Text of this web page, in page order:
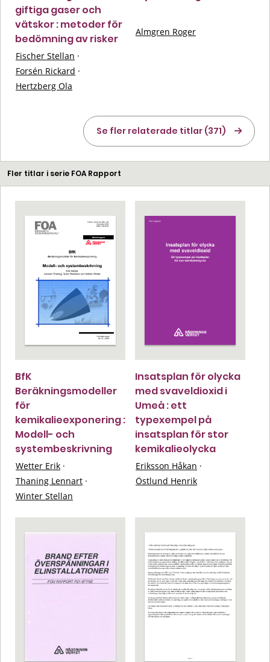
giftiga gaser och
vätskor : metoder för
bedömning av risker
Fischer Stellan ·
Forsén Rickard ·
Hertzberg Ola
Almgren Roger
Se fler relaterade titlar (371)
Fler titlar i serie FOA Rapport
BfK
Beräkningsmodeller
för
kemikalieexponering :
Modell- och
systembeskrivning
Wetter Erik ·
Thaning Lennart ·
Winter Stellan
Insatsplan för olycka
med svaveldioxid i
Umeå : ett
typexempel på
insatsplan för stor
kemikalieolycka
Eriksson Håkan ·
Östlund Henrik